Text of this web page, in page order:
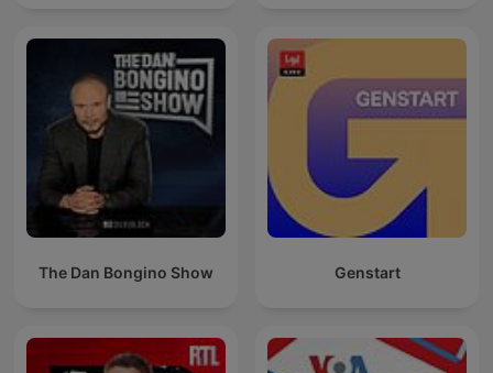
The Dan Bongino Show Genstart